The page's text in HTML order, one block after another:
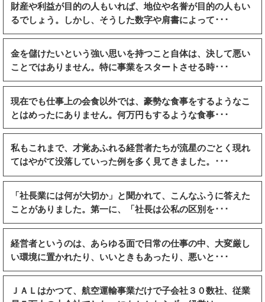
財産や利益が目的の人もいれば、地位や名誉が目的の人もい
るでしょう。しかし、そうした数字や肩書によって･･･
金を儲けたいという強い思いを持つこと自体は、決して悪い
ことではありません。特に事業をスタートさせる時･･･
現在でも仕事上の会食以外では、豪勢な食事をするようなこ
とはめったにありません。何万円もするような食事･･･
私もこれまで、才覚あふれる経営者たちが流星のごとく現れ
てはやがて没落していった例を多く見てきました。･･･
「社長業には何が大切か」と聞かれて、こんなふうに答えた
ことがありました。第一に、「社長は公私の区別を･･･
経営者というのは、あらゆる面で日常の仕事の中、大変厳し
い環境に置かれたり、いいときもあったり、悪いと･･･
ＪＡＬはかつて、航空運輸事業だけで子会社３０数社、従業